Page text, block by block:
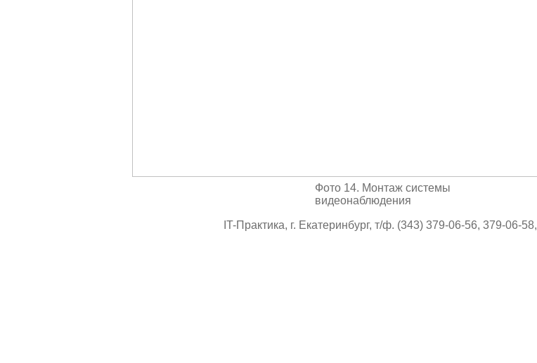
Фото 14. Монтаж системы
видеонаблюдения
IT-Практика, г. Екатеринбург, т/ф. (343) 379-06-56, 379-06-58,